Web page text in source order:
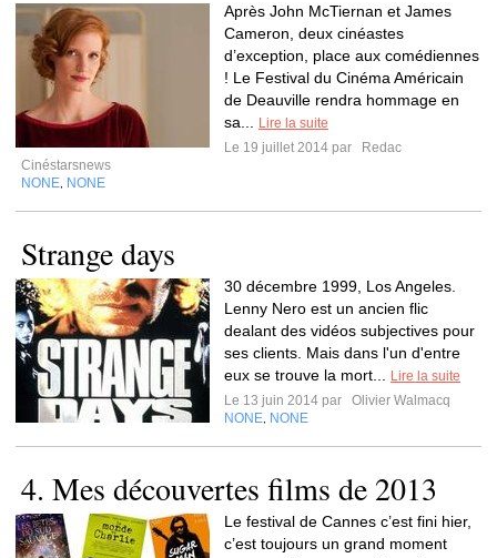
Après John McTiernan et James
Cameron, deux cinéastes
d’exception, place aux comédiennes
! Le Festival du Cinéma Américain
de Deauville rendra hommage en
sa...
Lire la suite
Le 19 juillet 2014 par
Redac
Cinéstarsnews
NONE NONE
Strange days
30 décembre 1999, Los Angeles.
Lenny Nero est un ancien flic
dealant des vidéos subjectives pour
ses clients. Mais dans l'un d'entre
eux se trouve la mort...
Lire la suite
Le 13 juin 2014 par
Olivier Walmacq
NONE NONE
4. Mes découvertes films de 2013
Le festival de Cannes c’est fini hier,
c’est toujours un grand moment